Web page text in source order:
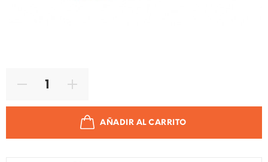
AÑADIR AL CARRITO